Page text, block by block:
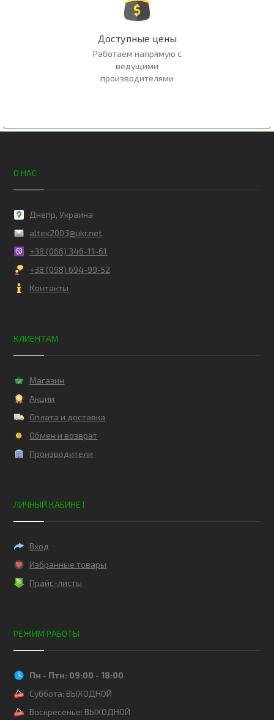
Доступные цены
Работаем напрямую с
ведущими
производителями
О НАС
Днепр, Украина
altex2003@ukr.net
+38 (066) 346-11-61
+38 (098) 694-99-52
Контакты
КЛИЕНТАМ
Магазин
Акции
Оплата и доставка
Обмен и возврат
Производители
ЛИЧНЫЙ КАБИНЕТ
Вход
Избранные товары
Прайс-листы
РЕЖИМ РАБОТЫ
Пн - Птн: 09:00 - 18:00
Суббота: ВЫХОДНОЙ
Воскресенье: ВЫХОДНОЙ